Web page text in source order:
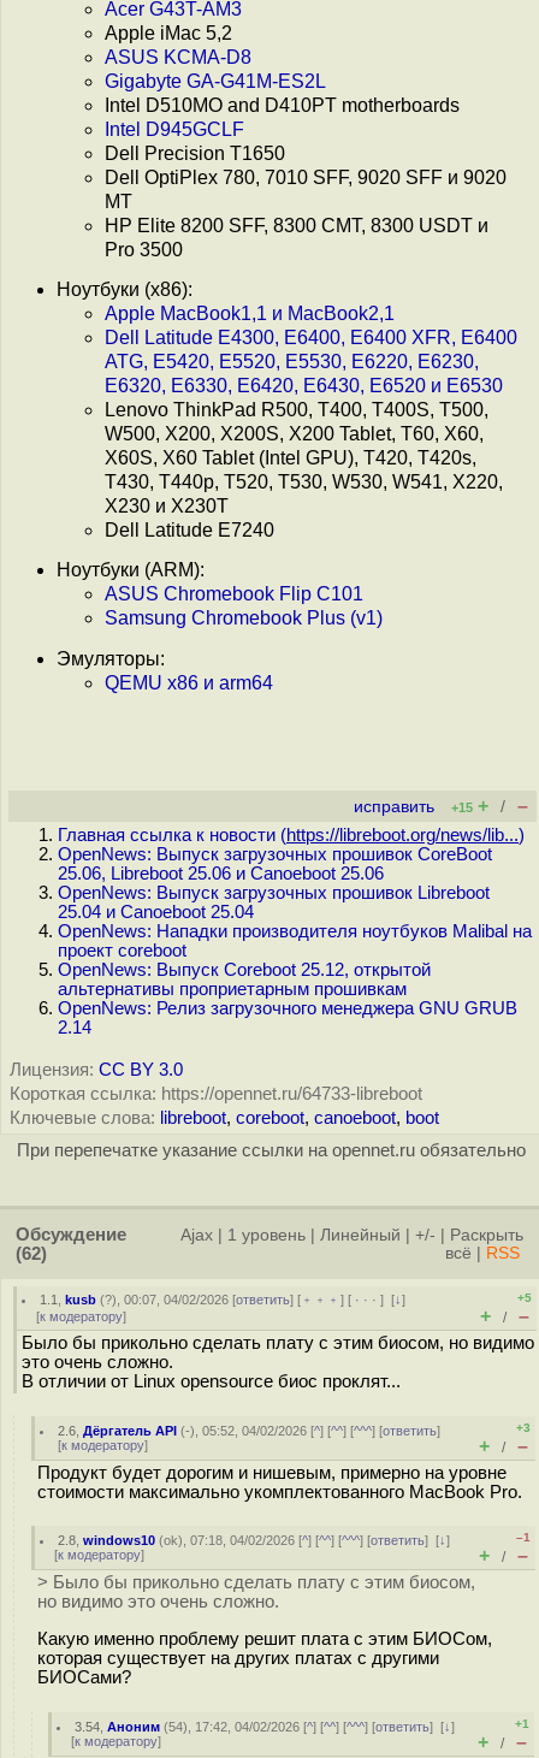
Acer G43T-AM3
Apple iMac 5,2
ASUS KCMA-D8
Gigabyte GA-G41M-ES2L
Intel D510MO and D410PT motherboards
Intel D945GCLF
Dell Precision T1650
Dell OptiPlex 780, 7010 SFF, 9020 SFF и 9020
MT
HP Elite 8200 SFF, 8300 CMT, 8300 USDT и
Pro 3500
Ноутбуки (x86):
Apple MacBook1,1 и MacBook2,1
Dell Latitude E4300, E6400, E6400 XFR, E6400
ATG, E5420, E5520, E5530, E6220, E6230,
E6320, E6330, E6420, E6430, E6520 и E6530
Lenovo ThinkPad R500, T400, T400S, T500,
W500, X200, X200S, X200 Tablet, T60, X60,
X60S, X60 Tablet (Intel GPU), T420, T420s,
T430, T440p, T520, T530, W530, W541, X220,
X230 и X230T
Dell Latitude E7240
Ноутбуки (ARM):
ASUS Chromebook Flip C101
Samsung Chromebook Plus (v1)
Эмуляторы:
QEMU x86 и arm64
исправить +15 + / –
Главная ссылка к новости (https://libreboot.org/news/lib...)
OpenNews: Выпуск загрузочных прошивок CoreBoot
25.06, Libreboot 25.06 и Canoeboot 25.06
OpenNews: Выпуск загрузочных прошивок Libreboot
25.04 и Canoeboot 25.04
OpenNews: Нападки производителя ноутбуков Malibal на
проект coreboot
OpenNews: Выпуск Coreboot 25.12, открытой
альтернативы проприетарным прошивкам
OpenNews: Релиз загрузочного менеджера GNU GRUB
2.14
Лицензия: CC BY 3.0
Короткая ссылка: https://opennet.ru/64733-libreboot
Ключевые слова: libreboot, coreboot, canoeboot, boot
При перепечатке указание ссылки на opennet.ru обязательно
Обсуждение
(62)
Ajax 1 уровень Линейный +/-
Раскрыть
всё
RSS
1.1 ,kusb (?), 00:07, 04/02/2026 [ответить] [ ﹢﹢﹢] [ · · ·][↓]
[к модератору]
+5
+ / –
Было бы прикольно сделать плату c этим биосом, но видимо
это очень сложно.
В отличии от Linux opensource биос проклят...
2.6 ,Дёргатель API (-), 05:52, 04/02/2026 [^] [^^] [^^^] [ответить]
[к модератору]
+3
+ / –
Продукт будет дорогим и нишевым, примерно на уровне
стоимости максимально укомплектованного MacBook Pro.
2.8 ,windows10 (ok), 07:18, 04/02/2026 [^] [^^] [^^^] [ответить][↓]
[к модератору]
–1
+ / –
> Было бы прикольно сделать плату c этим биосом,
но видимо это очень сложно.
Какую именно проблему решит плата с этим БИОСом,
которая существует на других платах с другими
БИОСами?
3.54 ,Аноним (54), 17:42, 04/02/2026 [^] [^^] [^^^] [ответить][↓]
[к модератору]
+1
+ / –